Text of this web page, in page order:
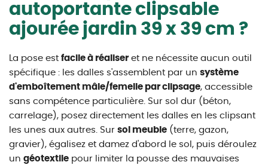
autoportante clipsable
ajourée jardin 39 x 39 cm ?
La pose est facile à réaliseret ne nécessite aucun outil
spécifique : les dalles s'assemblent par un système
d'emboîtement mâle/femelle par clipsage, accessible
sans compétence particulière. Sur sol dur (béton,
carrelage), posez directement les dalles en les clipsant
les unes aux autres. Sur sol meuble (terre, gazon,
gravier), égalisez et damez d'abord le sol, puis déroulez
un géotextile pour limiter la pousse des mauvaises